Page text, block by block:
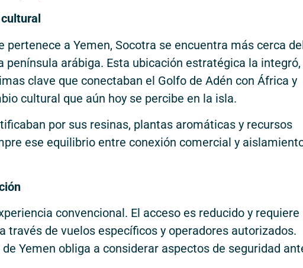
a Yemen, Socotra se encuentra más cerca
península arábiga. Esta ubicación estratégica la integró,
clave que conectaban el Golfo de Adén con África y
cultural que aún hoy se percibe en la isla.
por sus resinas, plantas aromáticas y recursos
ese equilibrio entre conexión comercial y
convencional. El acceso es reducido y requiere
través de vuelos específicos y operadores autorizados.
Yemen obliga a considerar aspectos de seguridad